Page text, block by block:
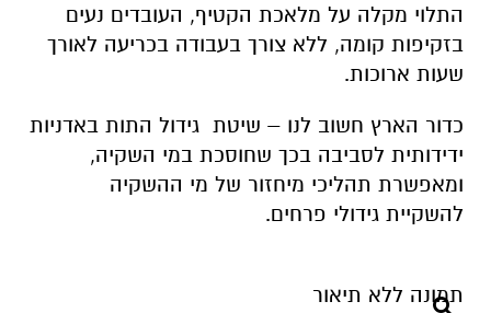
התלוי מקלה על מלאכת הקטיף, העובדים נעים
בזקיפות קומה, ללא צורך בעבודה בכריעה לאורך
שעות ארוכות.
כדור הארץ חשוב לנו – שיטת גידול התות באדניות
ידידותית לסביבה בכך שחוסכת במי השקיה,
ומאפשרת תהליכי מיחזור של מי ההשקיה
להשקיית גידולי פרחים.